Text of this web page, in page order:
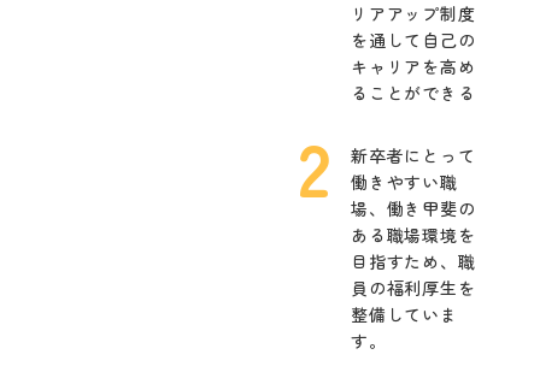
リアアップ制度
を通して自己の
キャリアを高め
ることができる
新卒者にとって
働きやすい職
場、 働き甲斐の
ある職場環境を
目指すため、 職
員の福利厚生を
整備していま
す。